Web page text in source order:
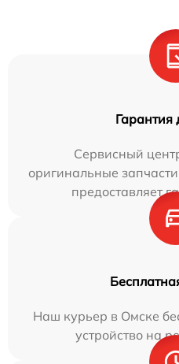
Гарантия
Сервисный
оригинальные
предоставляет
Наш курьер в Омске
устройство на